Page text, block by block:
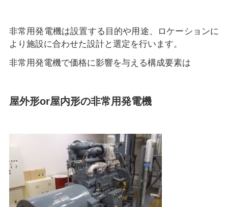
非常用発電機は設置する目的や用途、ロケーションに
より施設に合わせた設計と選定を行います。
非常用発電機で価格に影響を与える構成要素は
屋外形or屋内形の非常用発電機